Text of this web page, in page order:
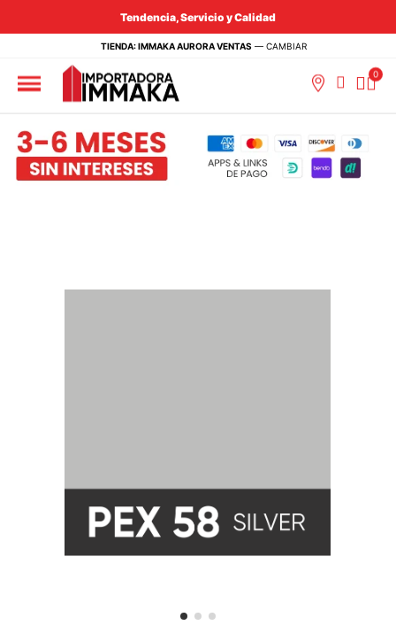
Tendencia, Servicio y Calidad
TIENDA: IMMAKA AURORA VENTAS — CAMBIAR